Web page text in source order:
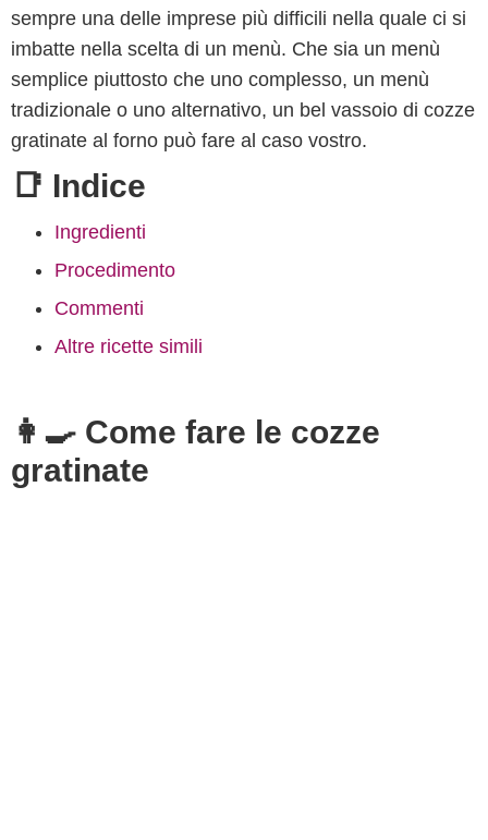
sempre una delle imprese più difficili nella quale ci si
imbatte nella scelta di un menù. Che sia un menù
semplice piuttosto che uno complesso, un menù
tradizionale o uno alternativo, un bel vassoio di cozze
gratinate al forno può fare al caso vostro.
📑 Indice
Ingredienti
Procedimento
Commenti
Altre ricette simili
👩‍🍳 Come fare le cozze
gratinate